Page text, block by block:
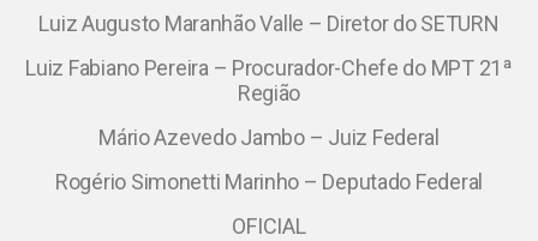
Luiz Augusto Maranhão Valle – Diretor do SETURN
Luiz Fabiano Pereira – Procurador-Chefe do MPT 21ª
Região
Mário Azevedo Jambo – Juiz Federal
Rogério Simonetti Marinho – Deputado Federal
OFICIAL